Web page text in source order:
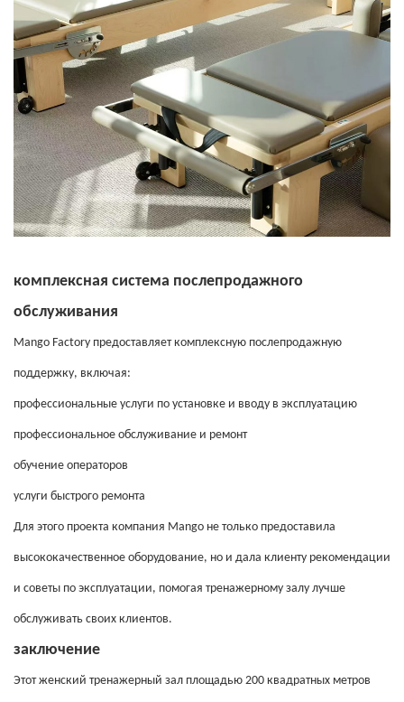
комплексная система послепродажного
обслуживания
Mango Factory предоставляет комплексную послепродажную
поддержку, включая:
профессиональные услуги по установке и вводу в эксплуатацию
профессиональное обслуживание и ремонт
обучение операторов
услуги быстрого ремонта
Для этого проекта компания Mango не только предоставила
высококачественное оборудование, но и дала клиенту рекомендации
и советы по эксплуатации, помогая тренажерному залу лучше
обслуживать своих клиентов.
заключение
Этот женский тренажерный зал площадью 200 квадратных метров